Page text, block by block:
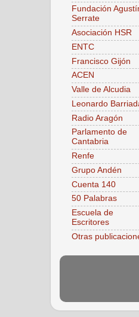
Fundación
Serrate
Asociación HSR
ENTC
Francisco Gijón
ACEN
Valle de Alcudia
Leonardo
Radio Aragón
Parlamento de
Cantabria
Renfe
Grupo Andén
Cuenta 140
50 Palabras
Escuela de
Escritores
Otras